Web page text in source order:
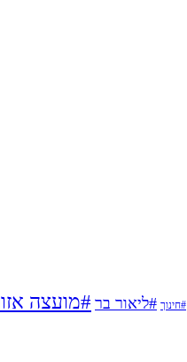
#חינוך #ליאור בר #מועצה